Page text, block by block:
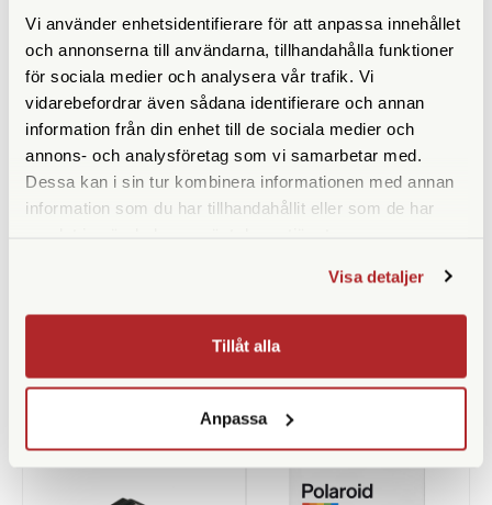
Vi använder enhetsidentifierare för att anpassa innehållet
och annonserna till användarna, tillhandahålla funktioner
för sociala medier och analysera vår trafik. Vi
vidarebefordrar även sådana identifierare och annan
information från din enhet till de sociala medier och
annons- och analysföretag som vi samarbetar med.
Dessa kan i sin tur kombinera informationen med annan
information som du har tillhandahållit eller som de har
Visa detaljer
Tillåt alla
Anpassa
Leica Peak Design